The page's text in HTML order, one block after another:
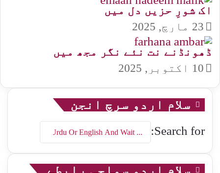
اک شورِ حزیں دل میں
23 مارچ, 2025
ڈھونڈنے نت نئے نگر مجھ میں
10 اکتوبر, 2025
سلام اردو سرچ انجن
Search for:
سلام اردو سماجی رابطے